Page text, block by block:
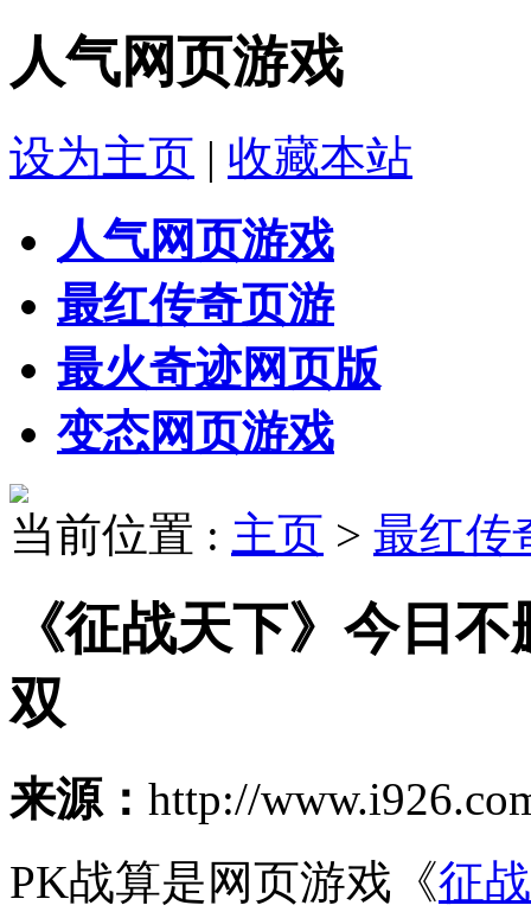
人气网页游戏
设为主页 | 收藏本站
人气网页游戏
最红传奇页游
最火奇迹网页版
变态网页游戏
当前位置 : 主页 > 最红传
《征战天下》今日
双
来源： http://
PK战算是网页游戏《征